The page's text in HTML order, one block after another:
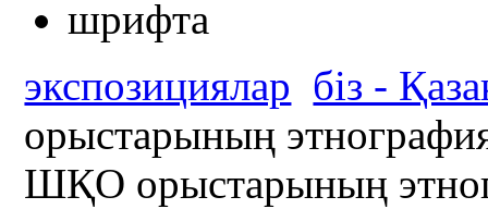
экспозициялар біз -
орыстарының
ШҚО орыстарының